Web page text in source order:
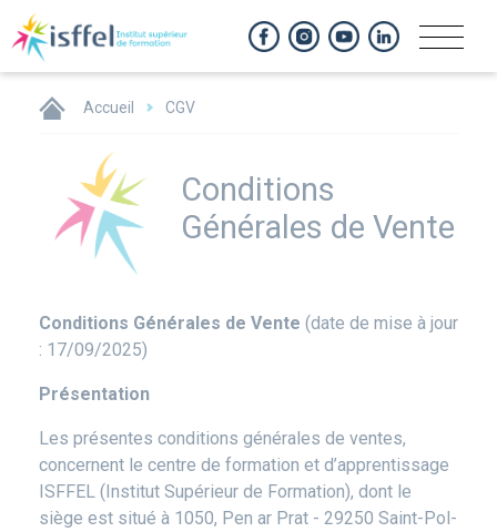
Accueil CGV
Titre
Conditions
Générales de Vente
Conditions Générales de Vente (date de mise à jour
: 17/09/2025)
Présentation
Les présentes conditions générales de ventes,
concernent le centre de formation et d’apprentissage
ISFFEL (Institut Supérieur de Formation), dont le
siège est situé à 1050, Pen ar Prat - 29250 Saint-Pol-
Panneau de gestion des cookies